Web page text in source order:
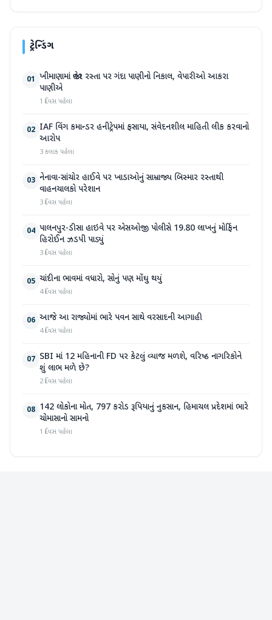
ટ્રેન્ડિંગ
01 ખીમાણામાં જાહેર રસ્તા પર ગંદા પાણીનો નિકાલ, વેપારીઓ આકરા
પાણીએ
1 દિવસ પહેલા
02 IAF વિંગ કમાન્ડર હનીટ્રેપમાં ફસાયા, સંવેદનશીલ માહિતી લીક કરવાનો
આરોપ
3 કલાક પહેલા
03 નેનાવા-સાંચોર હાઈવે પર ખાડાઓનું સામ્રાજ્ય બિસ્માર રસ્તાથી
વાહનચાલકો પરેશાન
3 દિવસ પહેલા
04 પાલનપુર-ડીસા હાઇવે પર એસઓજી પોલીસે 19.80 લાખનું મોર્ફિન
હિરોઈન ઝડપી પાડ્યું
3 દિવસ પહેલા
05 ચાંદીના ભાવમાં વધારો, સોનું પણ મોંઘુ થયું
4 દિવસ પહેલા
06 આજે આ રાજ્યોમાં ભારે પવન સાથે વરસાદની આગાહી
4 દિવસ પહેલા
07 SBI માં 12 મહિનાની FD પર કેટલું વ્યાજ મળશે, વરિષ્ઠ નાગરિકોને
શું લાભ મળે છે?
2 દિવસ પહેલા
08 142 લોકોના મોત, 797 કરોડ રૂપિયાનું નુકસાન, હિમાચલ પ્રદેશમાં ભારે
ચોમાસાનો સામનો
1 દિવસ પહેલા